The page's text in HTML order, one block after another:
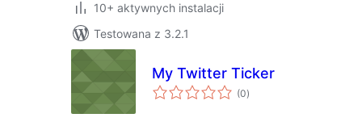
10+ aktywnych instalacji
Testowana z 3.2.1
My Twitter Ticker
(0wszystkich
ocen
)